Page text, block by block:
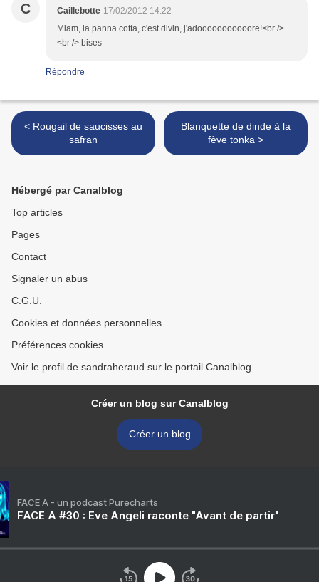
C Caillebotte 17/02/2012 14:22
Miam, la panna cotta, c'est divin, j'adooooooooooore!<br />
<br /> bises
Répondre
< Rougail de saucisses au
safran
Blanquette de dinde à la
fève tonka >
Hébergé par Canalblog
Top articles
Pages
Contact
Signaler un abus
C.G.U.
Cookies et données personnelles
Préférences cookies
Voir le profil de sandraheraud sur le portail Canalblog
Créer un blog sur Canalblog
Créer un blog
FACE A - un podcast Purecharts
FACE A #30 : Eve Angeli raconte "Avant de partir"